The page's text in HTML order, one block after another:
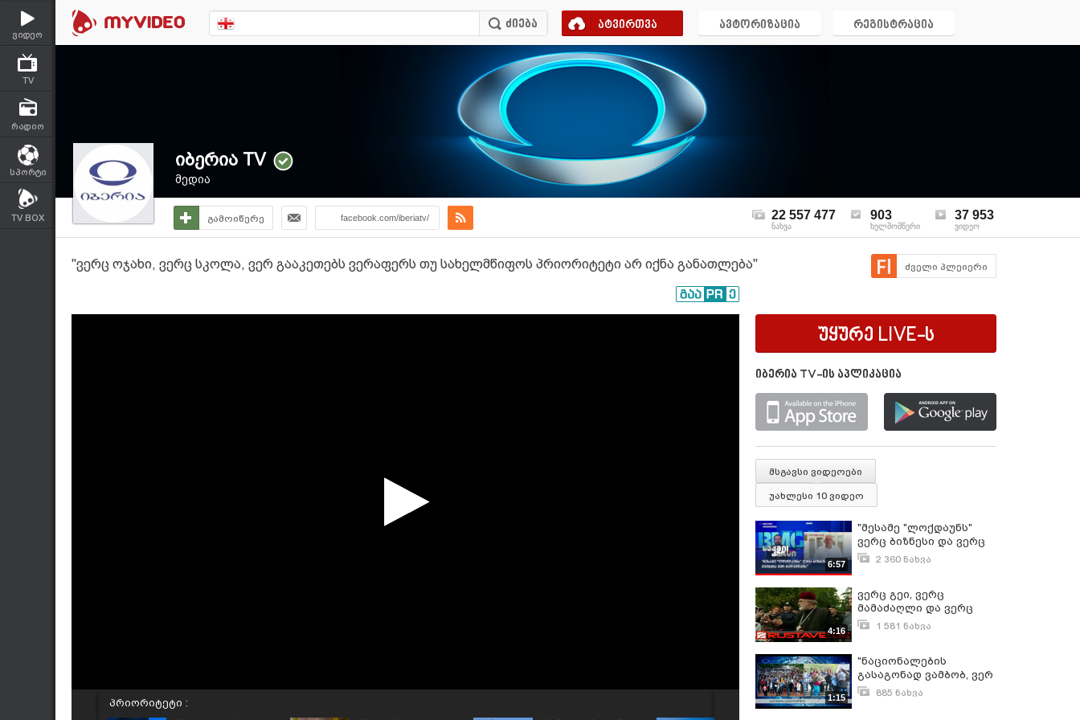
ვიდეო
TV
რადიო
სპორტი
TV BOX
ატვირთვა ავტორიზაცია რეგისტრაცია
იბერია TV
მედია
გამოიწერე facebook.com/iberiatv/ 22 557 477
ნახვა
903
ხელმომწერი
37 953
ვიდეო
"ვერც ოჯახი, ვერც სკოლა, ვერ გააკეთებს ვერაფერს თუ სახელმწიფოს პრიორიტეტი არ იქნა განათლება" ძველი პლეიერი
პრიორიტეტი :
უყურე LIVE-ს
იბერია TV-ის აპლიკაცია
მსგავსი ვიდეოები
უახლესი 10 ვიდეო
6:57
"მესამე "ლოქდაუნს"
ვერც ბიზნესი და ვერც
ქვეყანა ვერ გადაიტანს"
2 360 ნახვა
4:16
ვერც გეი, ვერც
მამაძაღლი და ვერც
პეტრე აქ ვერაფერს
1 581 ნახვა
1:15
"ნაციონალების
გასაგონად ვამბობ, ვერ
ეღირსებით ვერც
885 ნახვა